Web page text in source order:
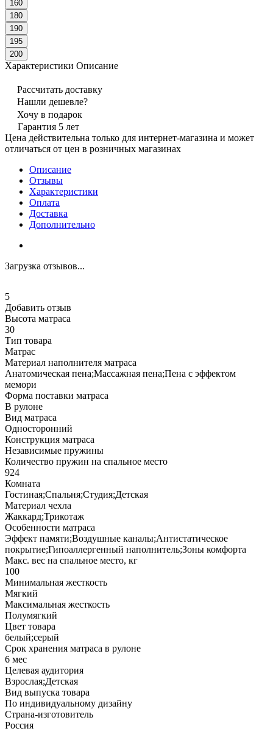
160
180
190
195
200
Характеристики Описание
Рассчитать доставку
Нашли дешевле?
Хочу в подарок
Гарантия 5 лет
Цена действительна только для интернет-магазина и может
отличаться от цен в розничных магазинах
Описание
Отзывы
Характеристики
Оплата
Доставка
Дополнительно
Загрузка отзывов...
5
Добавить отзыв
Высота матраса
30
Тип товара
Матрас
Материал наполнителя матраса
Анатомическая пена;Массажная пена;Пена с эффектом
мемори
Форма поставки матраса
В рулоне
Вид матраса
Односторонний
Конструкция матраса
Независимые пружины
Количество пружин на спальное место
924
Комната
Гостиная;Спальня;Студия;Детская
Материал чехла
Жаккард;Трикотаж
Особенности матраса
Эффект памяти;Воздушные каналы;Антистатическое
покрытие;Гипоаллергенный наполнитель;Зоны комфорта
Макс. вес на спальное место, кг
100
Минимальная жесткость
Мягкий
Максимальная жесткость
Полумягкий
Цвет товара
белый;серый
Срок хранения матраса в рулоне
6 мес
Целевая аудитория
Взрослая;Детская
Вид выпуска товара
По индивидуальному дизайну
Страна-изготовитель
Россия